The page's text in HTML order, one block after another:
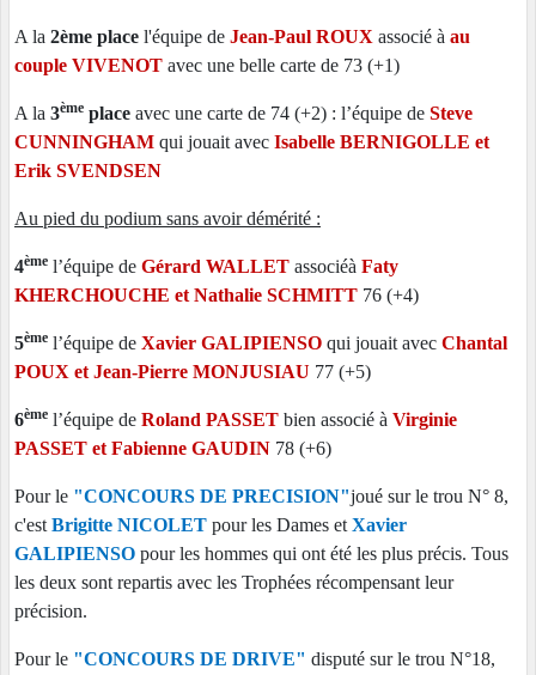
A la 2ème place l'équipe de Jean-Paul ROUX associé à au
couple VIVENOT avec une belle carte de 73 (+1)
A la 3ème place avec une carte de 74 (+2) : l’équipe de Steve
CUNNINGHAM qui jouait avec Isabelle BERNIGOLLE et
Erik SVENDSEN
Au pied du podium sans avoir démérité :
4ème l’équipe de Gérard WALLET associéà Faty
KHERCHOUCHE et Nathalie SCHMITT 76 (+4)
5ème l’équipe de Xavier GALIPIENSO qui jouait avec Chantal
POUX et Jean-Pierre MONJUSIAU 77 (+5)
6ème l’équipe de Roland PASSET bien associé à Virginie
PASSET et Fabienne GAUDIN 78 (+6)
Pour le "CONCOURS DE PRECISION"joué sur le trou N° 8,
c'est Brigitte NICOLET pour les Dames et Xavier
GALIPIENSO pour les hommes qui ont été les plus précis. Tous
les deux sont repartis avec les Trophées récompensant leur
précision.
Pour le "CONCOURS DE DRIVE" disputé sur le trou N°18,